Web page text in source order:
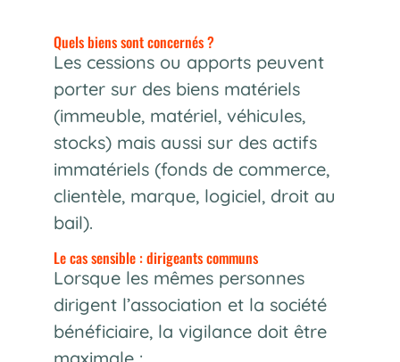
Quels biens sont concernés ?
Les cessions ou apports peuvent
porter sur des biens matériels
(immeuble, matériel, véhicules,
stocks) mais aussi sur des actifs
immatériels (fonds de commerce,
clientèle, marque, logiciel, droit au
bail).
Le cas sensible : dirigeants communs
Lorsque les mêmes personnes
dirigent l’association et la société
bénéficiaire, la vigilance doit être